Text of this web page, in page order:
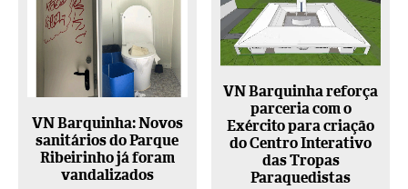
VN Barquinha: Novos
sanitários do Parque
Ribeirinho já foram
vandalizados
VN Barquinha reforça
parceria com o
Exército para criação
do Centro Interativo
das Tropas
Paraquedistas